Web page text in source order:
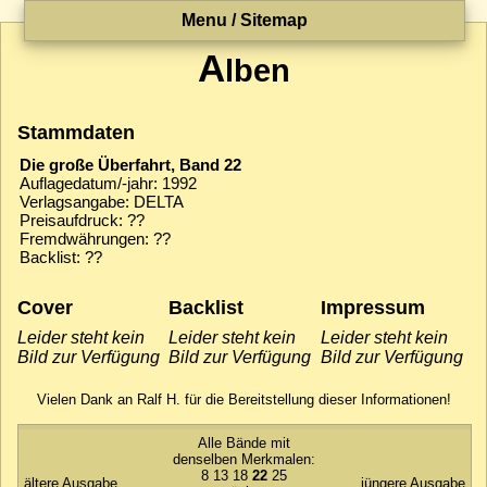
Menu / Sitemap
Alben
Stammdaten
Die große Überfahrt, Band 22
Auflagedatum/-jahr: 1992
Verlagsangabe: DELTA
Preisaufdruck: ??
Fremdwährungen: ??
Backlist: ??
Cover
Leider steht kein
Bild zur Verfügung
Backlist
Leider steht kein
Bild zur Verfügung
Impressum
Leider steht kein
Bild zur Verfügung
Vielen Dank an Ralf H. für die Bereitstellung dieser Informationen!
ältere Ausgabe
Alle Bände mit
denselben Merkmalen:
8 13 18 22 25
jüngere Ausgabe